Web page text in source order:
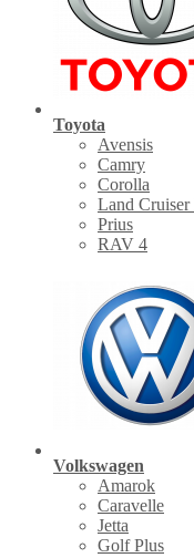
Toyota
Avensis
Camry
Corolla
Land Cruiser
Prius
RAV 4
Volkswagen
Amarok
Caravelle
Jetta
Golf Plus